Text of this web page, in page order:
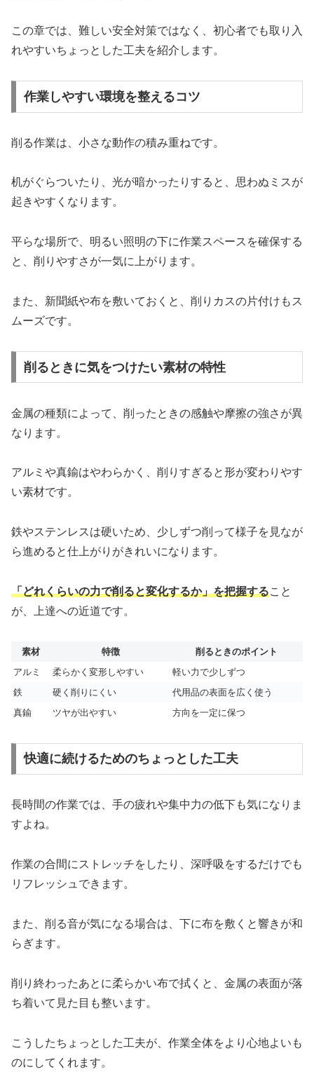
この章では、難しい安全対策ではなく、初心者でも取り入
れやすいちょっとした工夫を紹介します。
作業しやすい環境を整えるコツ
削る作業は、小さな動作の積み重ねです。
机がぐらついたり、光が暗かったりすると、思わぬミスが
起きやすくなります。
平らな場所で、明るい照明の下に作業スペースを確保する
と、削りやすさが一気に上がります。
また、新聞紙や布を敷いておくと、削りカスの片付けもス
ムーズです。
削るときに気をつけたい素材の特性
金属の種類によって、削ったときの感触や摩擦の強さが異
なります。
アルミや真鍮はやわらかく、削りすぎると形が変わりやす
い素材です。
鉄やステンレスは硬いため、少しずつ削って様子を見なが
ら進めると仕上がりがきれいになります。
「どれくらいの力で削ると変化するか」を把握すること
が、上達への近道です。
素材 特徴
削るときのポイント
アルミ
柔らかく変形しやすい
軽い力で少しずつ
鉄
硬く削りにくい
代用品の表面を広く使う
真鍮
ツヤが出やすい 方向を一定に保つ
快適に続けるためのちょっとした工夫
長時間の作業では、手の疲れや集中力の低下も気になりま
すよね。
作業の合間にストレッチをしたり、深呼吸をするだけでも
リフレッシュできます。
また、削る音が気になる場合は、下に布を敷くと響きが和
らぎます。
削り終わったあとに柔らかい布で拭くと、金属の表面が落
ち着いて見た目も整います。
こうしたちょっとした工夫が、作業全体をより心地よいも
のにしてくれます。